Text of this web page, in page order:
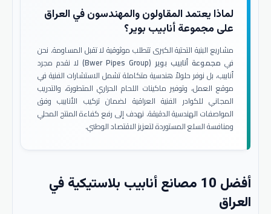
لماذا يعتمد المقاولون والمهندسون في العراق
على مجموعة أنابيب بوير؟
مشاريع البنية التحتية الكبرى تتطلب موثوقية لا تقبل المساومة. نحن
في مجموعة أنابيب بوير (Bwer Pipes Group)
لا نقدم مجرد
أنابيب، بل نوفر حلولاً هندسية متكاملة تشمل الاستشارات الفنية في
موقع العمل، وتوفير ماكينات اللحام الحراري المتطورة، والتدريب
المجاني للكوادر الفنية العراقية لضمان تركيب الأنابيب وفق
المواصفات الهندسية الدقيقة. نهدف إلى رفع كفاءة المنتج المحلي
ومنافسة السلع المستوردة لتعزيز الاقتصاد الوطني.
أفضل 10 مصانع أنابيب بلاستيكية في
العراق